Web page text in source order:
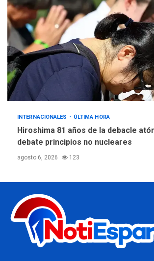
INTERNACIONALES ÚLTIMA HORA
Hiroshima 81 años de la debacle
debate principios no nucleares
agosto 6, 2026 123